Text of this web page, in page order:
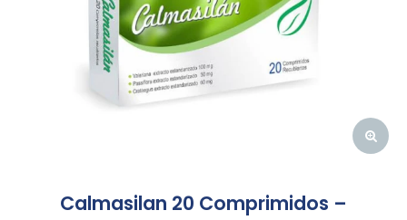
Calmasilan 20 Comprimidos –